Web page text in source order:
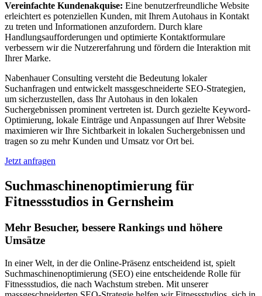
Vereinfachte Kundenakquise: Eine benutzerfreundliche Website
erleichtert es potenziellen Kunden, mit Ihrem Autohaus in Kontakt
zu treten und Informationen anzufordern. Durch klare
Handlungsaufforderungen und optimierte Kontaktformulare
verbessern wir die Nutzererfahrung und fördern die Interaktion mit
Ihrer Marke.
Nabenhauer Consulting versteht die Bedeutung lokaler
Suchanfragen und entwickelt massgeschneiderte SEO-Strategien,
um sicherzustellen, dass Ihr Autohaus in den lokalen
Suchergebnissen prominent vertreten ist. Durch gezielte Keyword-
Optimierung, lokale Einträge und Anpassungen auf Ihrer Website
maximieren wir Ihre Sichtbarkeit in lokalen Suchergebnissen und
tragen so zu mehr Kunden und Umsatz vor Ort bei.
Jetzt anfragen
Suchmaschinenoptimierung für
Fitnessstudios in Gernsheim
Mehr Besucher, bessere Rankings und höhere
Umsätze
In einer Welt, in der die Online-Präsenz entscheidend ist, spielt
Suchmaschinenoptimierung (SEO) eine entscheidende Rolle für
Fitnessstudios, die nach Wachstum streben. Mit unserer